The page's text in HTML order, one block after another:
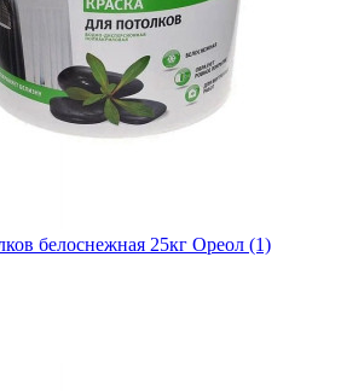
белоснежная 25кг Ореол (1)